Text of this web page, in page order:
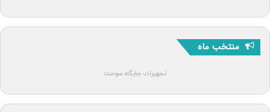
منتخب ماه
تجهیزات جایگاه سوخت